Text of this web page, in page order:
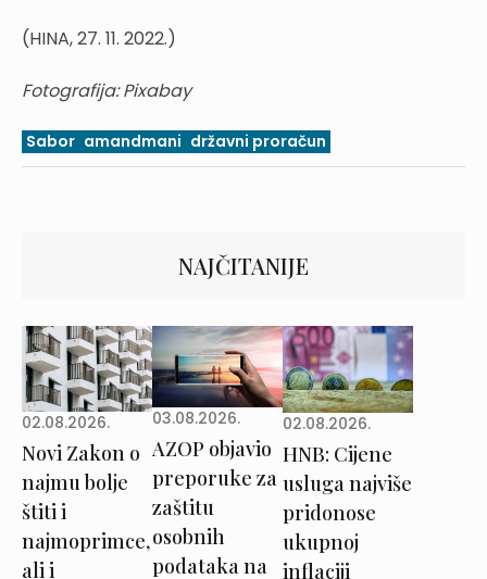
(HINA, 27. 11. 2022.)
Fotografija: Pixabay
Sabor amandmani državni proračun
NAJČITANIJE
02.08.2026.
Novi Zakon o
najmu bolje
štiti i
najmoprimce,
ali i
03.08.2026.
AZOP objavio
preporuke za
zaštitu
osobnih
podataka na
02.08.2026.
HNB: Cijene
usluga najviše
pridonose
ukupnoj
inflaciji